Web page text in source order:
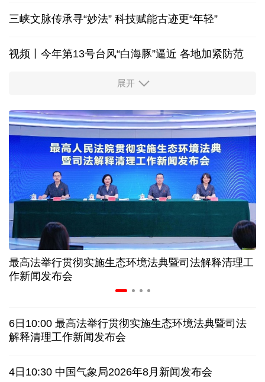
三峡文脉传承寻“妙法” 科技赋能古迹更“年轻”
视频丨今年第13号台风“白海豚”逼近 各地加紧防范
柔性制造，高效匹配差异化需求
高温下用电负荷创新高 解码今夏的清凉底气
活力中国调研行丨弯道超车 如何“皖”美提速
7月份中国仓储指数保持扩张 行业运行韧性较强
小球赛撬动大消费 体育赛事激活城市发展新动能
“电影+文旅”深度融合 光影经济撬动暑期消费新蓝海
俄黑客称获取北约直接参与袭击俄领土证据
全球媒体聚焦︱外媒：美国劳动力市场正在走弱
展开
最高法举行贯彻实施生态环境法典暨司法解释清理工
作新闻发布会
6日10:00 最高法举行贯彻实施生态环境法典暨司法
解释清理工作新闻发布会
4日10:30 中国气象局2026年8月新闻发布会